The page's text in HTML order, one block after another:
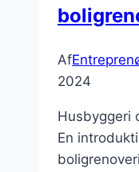
Af
2024
Husbyggeri
En